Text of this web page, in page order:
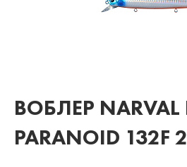
ВОБЛЕР NARVAL
PARANOID 132F